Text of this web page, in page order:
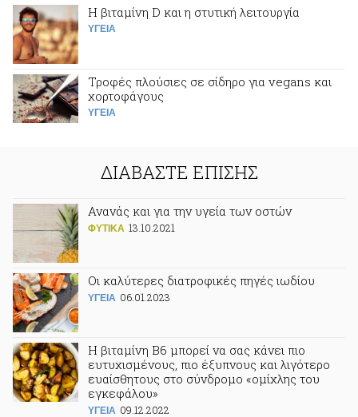
Η βιταμίνη D και η στυτική λειτουργία
ΥΓΕΙΑ
Τροφές πλούσιες σε σίδηρο για vegans και
χορτοφάγους
ΥΓΕΙΑ
ΔΙΑΒΑΣΤΕ ΕΠΙΣΗΣ
Ανανάς και για την υγεία των οστών
ΦΥΤΙΚA 13.10.2021
Οι καλύτερες διατροφικές πηγές ιωδίου
ΥΓΕΙΑ 06.01.2023
Η βιταμίνη Β6 μπορεί να σας κάνει πιο
ευτυχισμένους, πιο έξυπνους και λιγότερο
ευαίσθητους στο σύνδρομο «ομίχλης του
εγκεφάλου»
ΥΓΕΙΑ 09.12.2022